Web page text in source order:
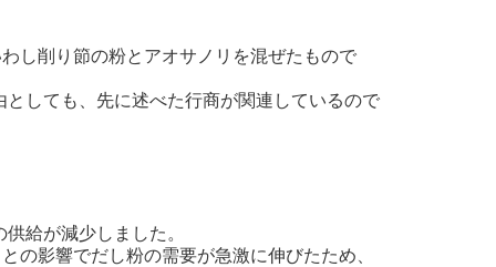
し削り節の粉とアオサノリを混ぜたもので
しても、先に述べた行商が関連しているので
給が減少しました。
影響でだし粉の需要が急激に伸びたため、